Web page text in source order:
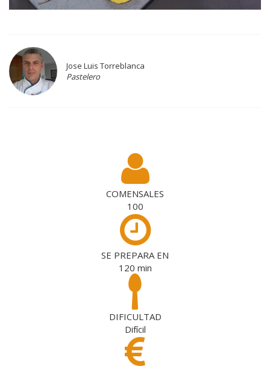
Jose Luis Torreblanca
Pastelero
COMENSALES
100
SE PREPARA EN
120 min
DIFICULTAD
Difícil